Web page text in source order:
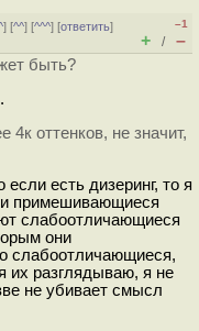
] [^^] [^^^] [ответить]
–1
+ / –
быть?
оттенков, не значит,
есть дизеринг, то я
примешивающиеся
слабоотличающиеся
они
слабоотличающиеся,
их разглядываю, я не
не убивает смысл